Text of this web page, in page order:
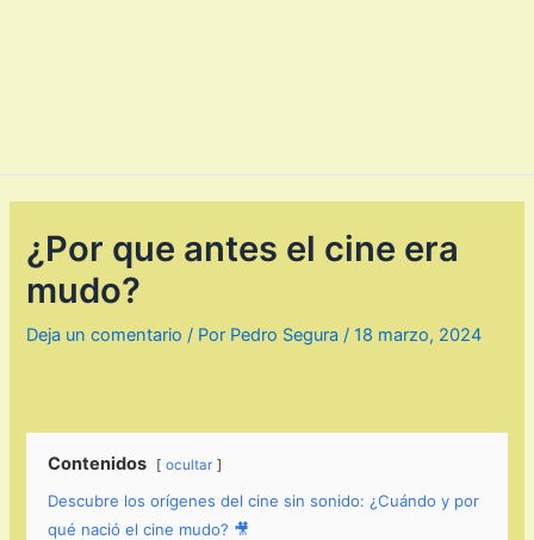
¿Por que antes el cine era
mudo?
Deja un comentario / Por Pedro Segura/18 marzo, 2024
Contenidos ocultar
Descubre los orígenes del cine sin sonido: ¿Cuándo y por
qué nació el cine mudo? 🎥